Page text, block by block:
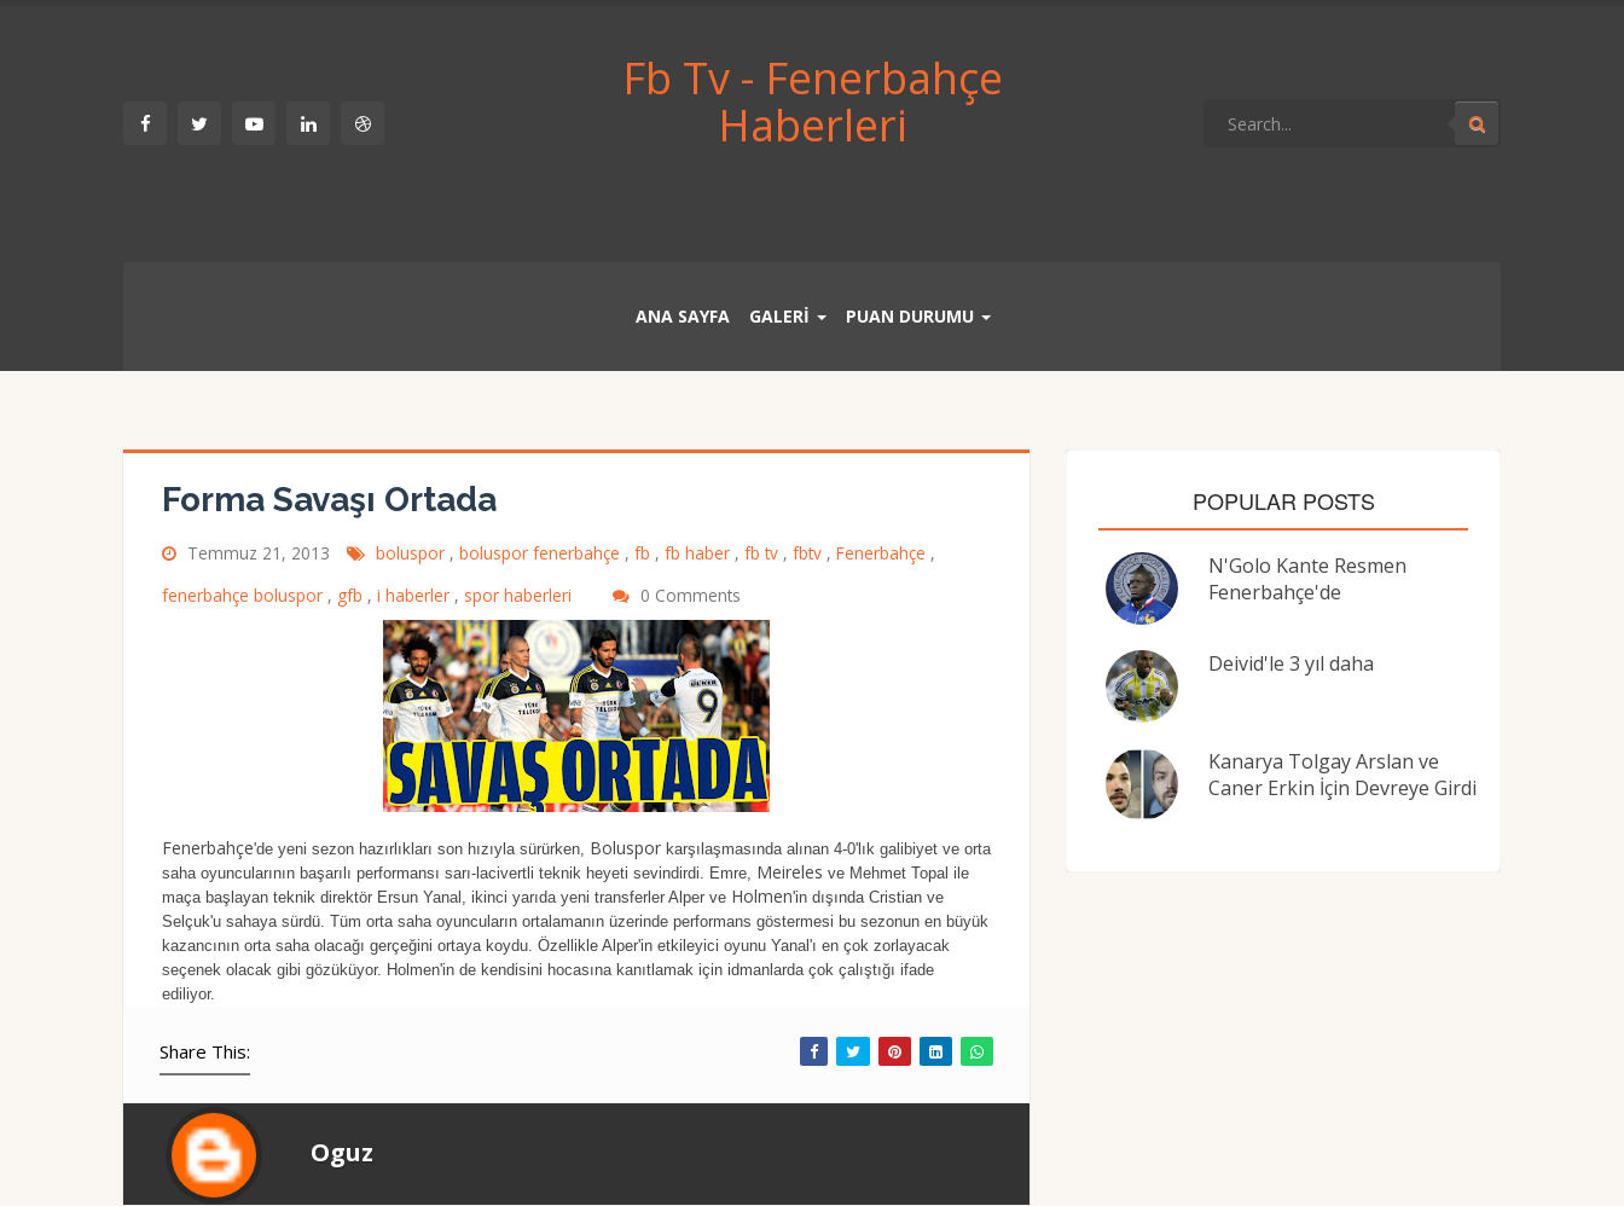
Fb Tv - Fenerbahçe
Haberleri
ANA SAYFA GALERİ PUAN DURUMU
Forma Savaşı Ortada
Temmuz 21, 2013 boluspor , boluspor fenerbahçe , fb , fb haber , fb tv , fbtv , Fenerbahçe ,
fenerbahçe boluspor , gfb , i haberler , spor haberleri 0 Comments
Fenerbahçe'de yeni sezon hazırlıkları son hızıyla sürürken, Boluspor karşılaşmasında alınan 4-0'lık galibiyet ve orta
saha oyuncularının başarılı performansı sarı-lacivertli teknik heyeti sevindirdi. Emre, Meireles ve Mehmet Topal ile
maça başlayan teknik direktör Ersun Yanal, ikinci yarıda yeni transferler Alper ve Holmen'in dışında Cristian ve
Selçuk'u sahaya sürdü. Tüm orta saha oyuncuların ortalamanın üzerinde performans göstermesi bu sezonun en büyük
kazancının orta saha olacağı gerçeğini ortaya koydu. Özellikle Alper'in etkileyici oyunu Yanal'ı en çok zorlayacak
seçenek olacak gibi gözüküyor. Holmen'in de kendisini hocasına kanıtlamak için idmanlarda çok çalıştığı ifade
ediliyor.
Share This:
Oguz
POPULAR POSTS
N'Golo Kante Resmen
Fenerbahçe'de
Deivid'le 3 yıl daha
Kanarya Tolgay Arslan ve
Caner Erkin İçin Devreye Girdi